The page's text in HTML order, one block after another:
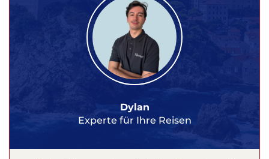
Dylan
Experte für Ihre Reisen